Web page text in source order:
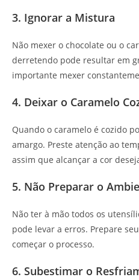
3. Ignorar a Mistura
Não mexer o chocolate ou o
derretendo pode resultar em
importante mexer
4. Deixar o Caramelo
Quando o caramelo é cozido
amargo. Preste atenção ao
assim que alcançar a cor
5. Não Preparar o
Não ter à mão todos os
pode levar a erros. Prepare
começar o processo.
6. Subestimar o